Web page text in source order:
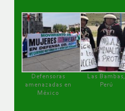
Defensoras
amenazadas en
México
Las Bambas,
Perú